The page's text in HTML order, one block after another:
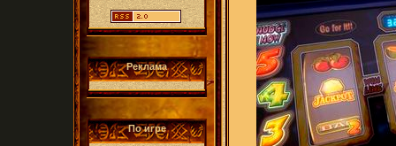
Реклама
По игре